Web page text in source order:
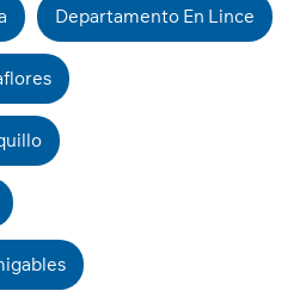
Departamento En Lince